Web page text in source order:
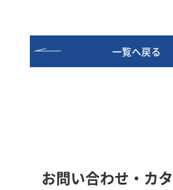
一覧へ戻る
お問い合わせ・カ